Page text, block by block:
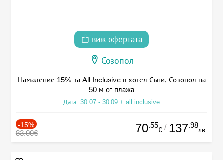
виж офертата
Созопол
Намаление 15% за All Inclusive в хотел Съни, Созопол на
50 м от плажа
Дата: 30.07 - 30.09 + all inclusive
-15%
83.00€ 70.55
€ / 137.98
лв.